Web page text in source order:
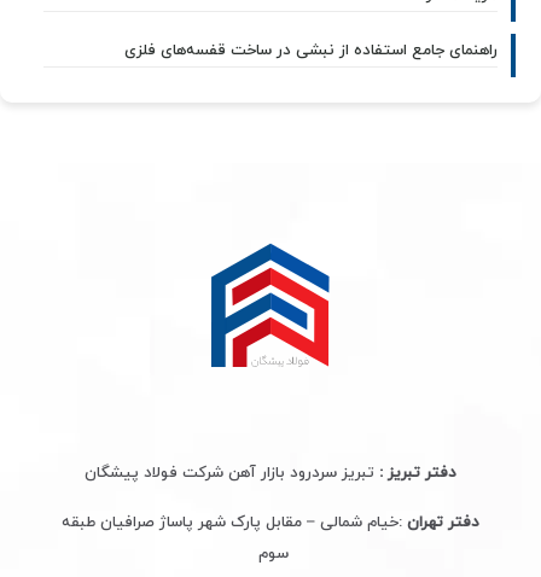
راهنمای جامع استفاده از نبشی در ساخت قفسه‌های فلزی
دفتر تبریز : تبریز سردرود بازار آهن شرکت فولاد پیشگان
دفتر تهران :خیام شمالی – مقابل پارک شهر پاساژ صرافیان طبقه
سوم